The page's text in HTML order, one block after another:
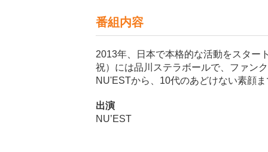
番組内容
2013年、日本で本格的な活動をスター
祝）には品川ステラボールで、ファン
NU'ESTから、10代のあどけない素顔
出演
NU’EST